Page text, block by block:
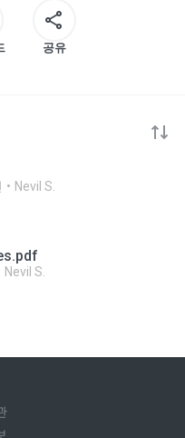
공유
Nevil S.
Nevil S.